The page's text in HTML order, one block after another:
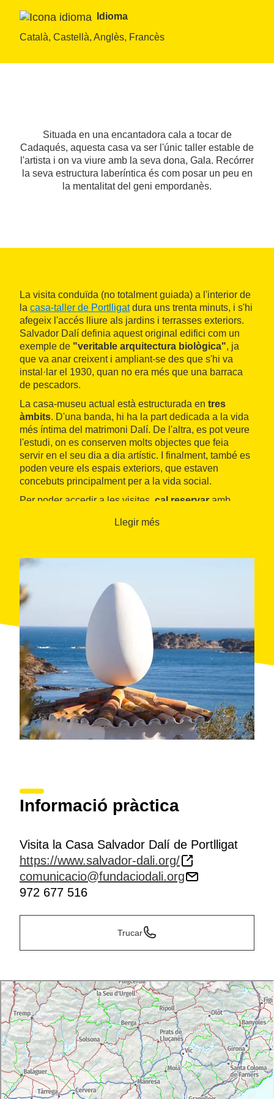
Idioma
Català, Castellà, Anglès, Francès
Situada en una encantadora cala a tocar de
Cadaqués, aquesta casa va ser l'únic taller estable de
l'artista i on va viure amb la seva dona, Gala. Recórrer
la seva estructura laberíntica és com posar un peu en
la mentalitat del geni empordanès.
La visita conduïda (no totalment guiada) a l'interior de
la casa-taller de Portlligatdura uns trenta minuts, i s'hi
afegeix l'accés lliure als jardins i terrasses exteriors.
Salvador Dalí definia aquest original edifici com un
exemple de "veritable arquitectura biològica", ja
que va anar creixent i ampliant-se des que s'hi va
instal·lar el 1930, quan no era més que una barraca
de pescadors.
La casa-museu actual està estructurada en tres
àmbits. D'una banda, hi ha la part dedicada a la vida
més íntima del matrimoni Dalí. De l'altra, es pot veure
l'estudi, on es conserven molts objectes que feia
servir en el seu dia a dia artístic. I finalment, també es
poden veure els espais exteriors, que estaven
concebuts principalment per a la vida social.
Per poder accedir a les visites, cal reservar amb
Llegir més
Informació pràctica
Visita la Casa Salvador Dalí de Portlligat
https://www.salvador-dali.org/
comunicacio@fundaciodali.org
972 677 516
Trucar